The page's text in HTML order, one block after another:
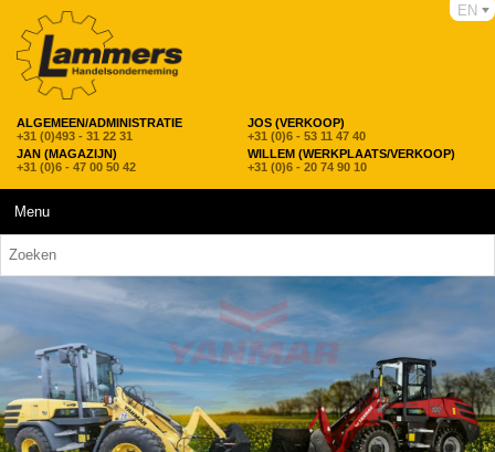
ALGEMEEN/ADMINISTRATIE
+31 (0)493 - 31 22 31
JOS (VERKOOP)
+31 (0)6 - 53 11 47 40
JAN (MAGAZIJN)
+31 (0)6 - 47 00 50 42
WILLEM (WERKPLAATS/VERKOOP)
+31 (0)6 - 20 74 90 10
EN
Menu